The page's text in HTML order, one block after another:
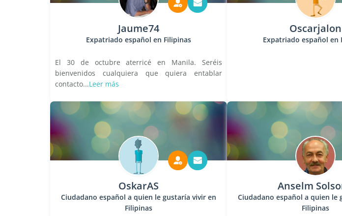
Jaume74
Expatriado español en Filipinas
El 30 de octubre aterricé en Manila. Seréis
bienvenidos cualquiera que quiera entablar
contacto...Leer más
Oscarjalon
Expatriado español en
OskarAS
Ciudadano español a quien le gustaría vivir en
Filipinas
Anselm
Ciudadano español a quien le
Filipinas